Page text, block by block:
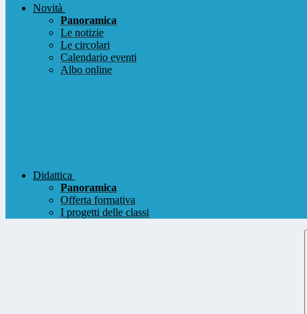
Novità
Panoramica
Le notizie
Le circolari
Calendario eventi
Albo online
Didattica
Panoramica
Offerta formativa
I progetti delle classi